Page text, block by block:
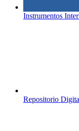
Instrumentos
Repositorio